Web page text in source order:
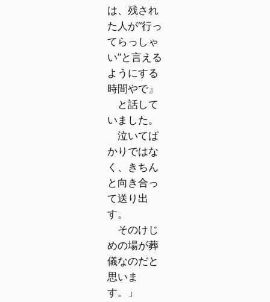
は、残され
た人が“行っ
てらっしゃ
い”と言える
ようにする
時間やで』
と話して
いました。
泣いてば
かりではな
く、きちん
と向き合っ
て送り出
す。
そのけじ
めの場が葬
儀なのだと
思いま
す。」